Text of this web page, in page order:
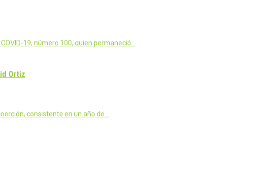
19, número 100, quien permaneció…
Ortiz
consistente en un año de…